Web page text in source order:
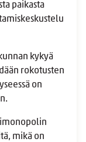
paikasta
kykyä
rokotusten
on
mikä on